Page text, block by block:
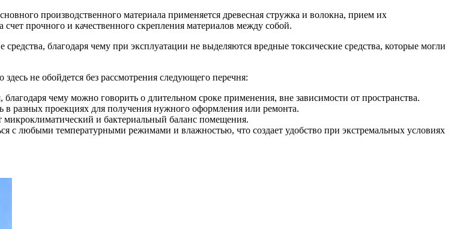
производственного материала применяется древесная стружка и волокна, прием их
прочного и качественного скрепления материалов между собой.
благодаря чему при эксплуатации не выделяются вредные токсические средства, которые могли
не обойдется без рассмотрения следующего перечня:
чему можно говорить о длительном сроке применения, вне зависимости от пространства.
в разных проекциях для получения нужного оформления или ремонта.
микроклиматический и бактериальный баланс помещения.
с любыми температурными режимами и влажностью, что создает удобство при экстремальных условиях